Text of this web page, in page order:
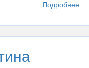
Подробнее